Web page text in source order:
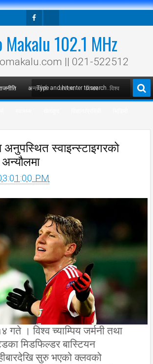
Makalu 102.1 MHz
|| 021-522512
अन्तर्वार्ता अपराध विचार विश्व
अनुपस्थित स्वाइन्स्टाइगरको
PM
गते । विश्व च्याम्पिय जर्मनी तथा
मिडफिल्डर बास्टियन
सुरु भएको क्लवको